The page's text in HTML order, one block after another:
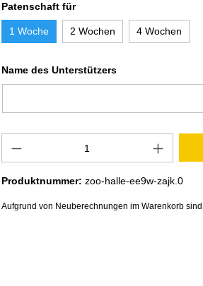
Patenschaft für
1 Woche 2 Wochen 4 Wochen
Name des Unterstützers
Produktnummer: zoo-halle-ee9w-zajk.0
Aufgrund von Neuberechnungen im Warenkorb